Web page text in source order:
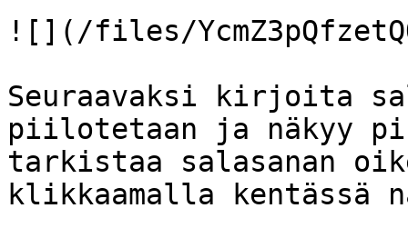
![](/files/
Seuraavaksi kirjoita
piilotetaan ja näkyy
tarkistaa salasanan
klikkaamalla kentässä